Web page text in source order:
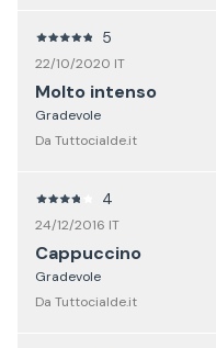
5
22/10/2020 IT
Molto intenso
Gradevole
Da Tuttocialde.it
4
24/12/2016 IT
Cappuccino
Gradevole
Da Tuttocialde.it